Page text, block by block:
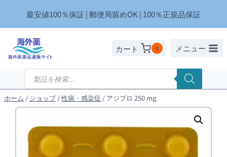
を
最安値100％保証 | 郵便局留めOK | 100％正規品保証
カート 0 メニュー
商
検
索
ホーム / ショップ /性病・感染症 / アジプロ 250 mg